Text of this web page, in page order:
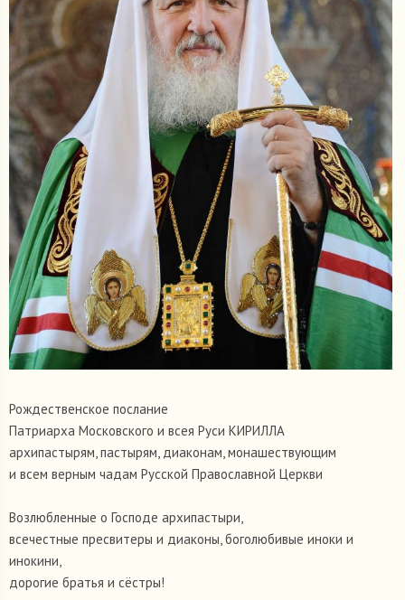
Рождественское послание
Патриарха Московского и всея Руси КИРИЛЛА
архипастырям, пастырям, диаконам, монашествующим
и всем верным чадам Русской Православной Церкви
Возлюбленные о Господе архипастыри,
всечестные пресвитеры и диаконы, боголюбивые иноки и
инокини,
дорогие братья и сёстры!